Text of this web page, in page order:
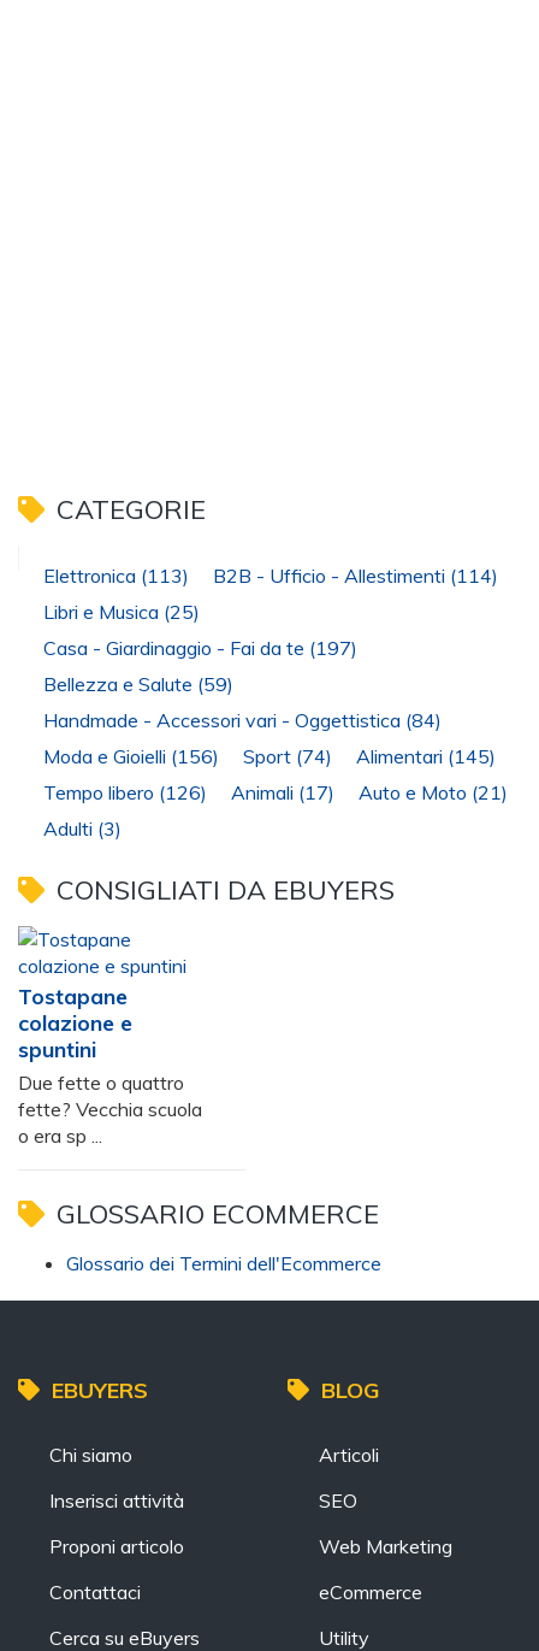
CATEGORIE
Elettronica (113) B2B - Ufficio - Allestimenti (114)
Libri e Musica (25)
Casa - Giardinaggio - Fai da te (197)
Bellezza e Salute (59)
Handmade - Accessori vari - Oggettistica (84)
Moda e Gioielli (156) Sport (74) Alimentari (145)
Tempo libero (126) Animali (17) Auto e Moto (21)
Adulti (3)
CONSIGLIATI DA EBUYERS
Tostapane
colazione e
spuntini
Due fette o quattro
fette? Vecchia scuola
o era sp ...
GLOSSARIO ECOMMERCE
Glossario dei Termini dell'Ecommerce
EBUYERS
Chi siamo
Inserisci attività
Proponi articolo
Contattaci
Cerca su eBuyers
BLOG
Articoli
SEO
Web Marketing
eCommerce
Utility